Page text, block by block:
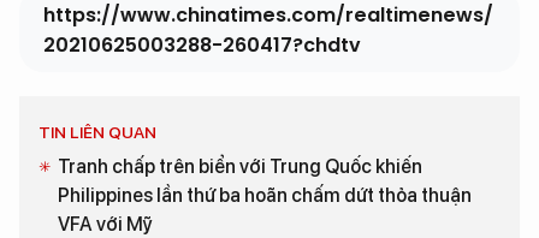
https://www.chinatimes.com/realtimenews/
20210625003288-260417?chdtv
TIN LIÊN QUAN
Tranh chấp trên biển với Trung Quốc khiến
Philippines lần thứ ba hoãn chấm dứt thỏa thuận
VFA với Mỹ